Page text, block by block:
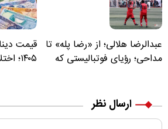
عبدالرضا هلالی؛ از «رضا پله» تا
مداحی؛ رؤیای فوتبالیستی که
ارسال نظر